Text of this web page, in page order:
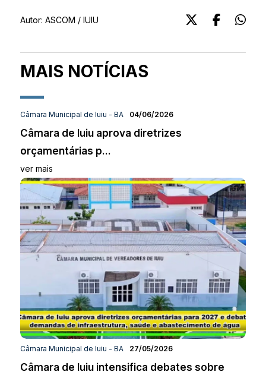
Autor: ASCOM / IUIU
MAIS NOTÍCIAS
Câmara Municipal de Iuiu - BA 04/06/2026
Câmara de Iuiu aprova diretrizes
orçamentárias p...
ver mais
Câmara Municipal de Iuiu - BA 27/05/2026
Câmara de Iuiu intensifica debates sobre